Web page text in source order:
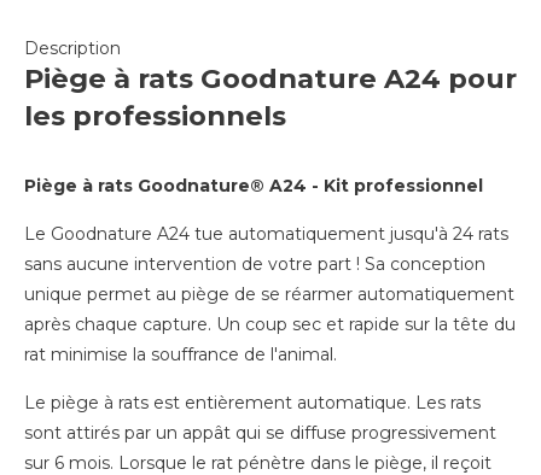
Description
Piège à rats Goodnature A24 pour
les professionnels
Piège à rats Goodnature® A24 - Kit professionnel
Le Goodnature A24 tue automatiquement jusqu'à 24 rats
sans aucune intervention de votre part ! Sa conception
unique permet au piège de se réarmer automatiquement
après chaque capture. Un coup sec et rapide sur la tête du
rat minimise la souffrance de l'animal.
Le piège à rats est entièrement automatique. Les rats
sont attirés par un appât qui se diffuse progressivement
sur 6 mois. Lorsque le rat pénètre dans le piège, il reçoit